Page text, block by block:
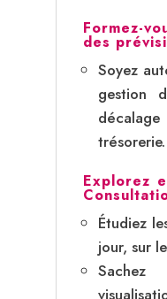
Formez-
des
Soyez
gestion
trésorerie.
Explorez
Étudiez
jour, sur